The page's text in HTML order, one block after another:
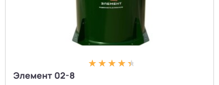
Элемент 02-8